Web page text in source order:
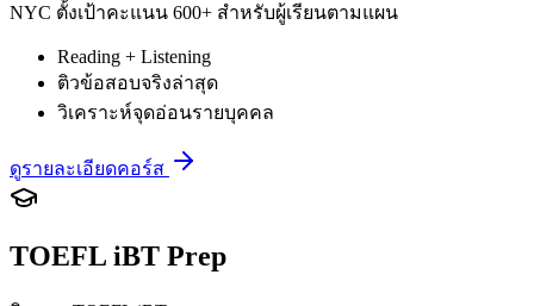
NYC ตั้งเป้าคะแนน 600+ สำหรับผู้เรียนตามแผน
Reading + Listening
ติวข้อสอบจริงล่าสุด
วิเคราะห์จุดอ่อนรายบุคคล
ดูรายละเอียดคอร์ส
TOEFL iBT Prep